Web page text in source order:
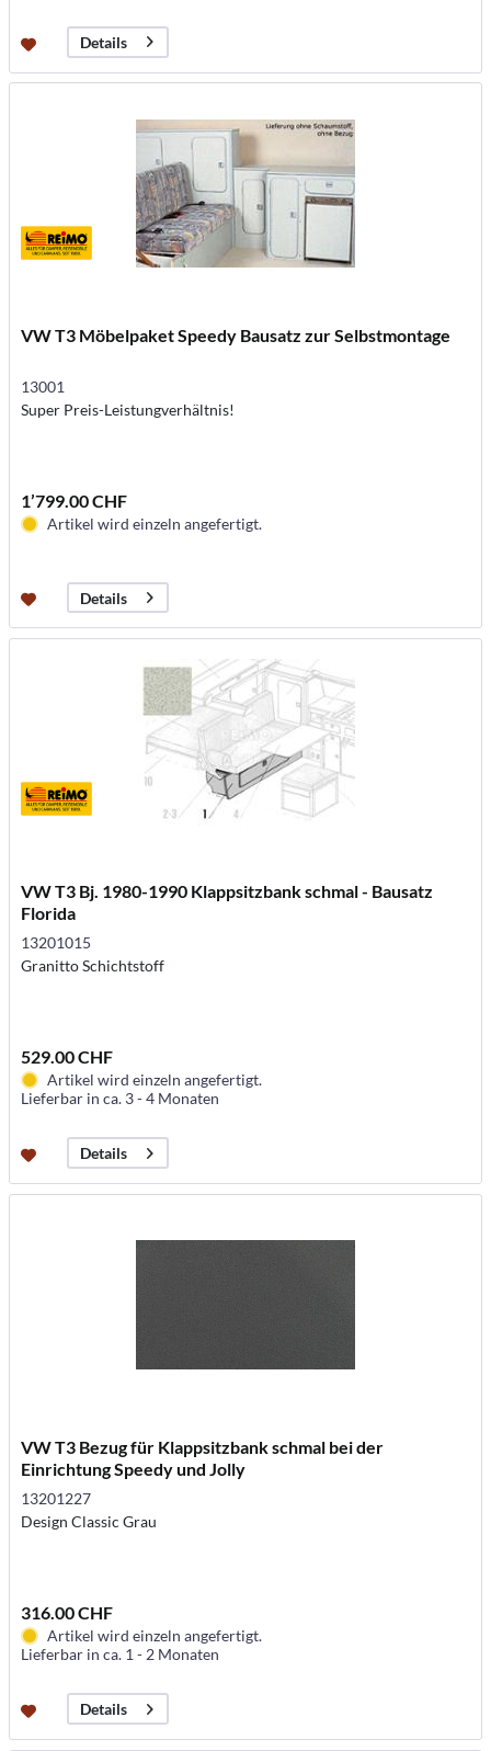
Details
VW T3 Möbelpaket Speedy Bausatz zur Selbstmontage
13001
Super Preis-Leistungverhältnis!
1’799.00 CHF
Artikel wird einzeln angefertigt.
Details
VW T3 Bj. 1980-1990 Klappsitzbank schmal - Bausatz
Florida
13201015
Granitto Schichtstoff
529.00 CHF
Artikel wird einzeln angefertigt.
Lieferbar in ca. 3 - 4 Monaten
Details
VW T3 Bezug für Klappsitzbank schmal bei der
Einrichtung Speedy und Jolly
13201227
Design Classic Grau
316.00 CHF
Artikel wird einzeln angefertigt.
Lieferbar in ca. 1 - 2 Monaten
Details